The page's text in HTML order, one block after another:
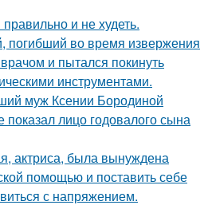
и не худеть.
погибший во время извержения
и пытался покинуть
инструментами.
муж Ксении Бородиной
лицо годовалого сына
актриса, была вынуждена
помощью и поставить себе
с напряжением.